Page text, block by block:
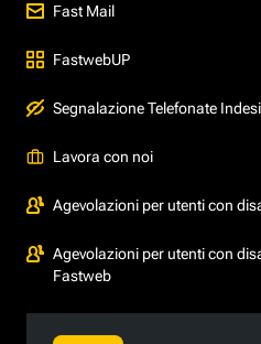
Fast Mail
FastwebUP
Segnalazione Telefonate
Lavora con noi
Agevolazioni per utenti con
Agevolazioni per utenti con
Fastweb